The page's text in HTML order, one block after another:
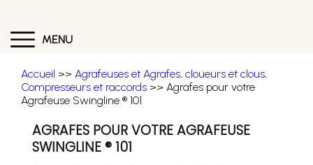
MENU
Accueil >> Agrafeuses et Agrafes, cloueurs et clous,
Compresseurs et raccords >> Agrafes pour votre
Agrafeuse Swingline ® 101
AGRAFES POUR VOTRE AGRAFEUSE
SWINGLINE ® 101